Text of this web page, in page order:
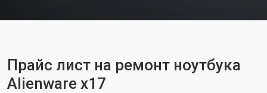
Прайс лист на ремонт ноутбука
Alienware x17